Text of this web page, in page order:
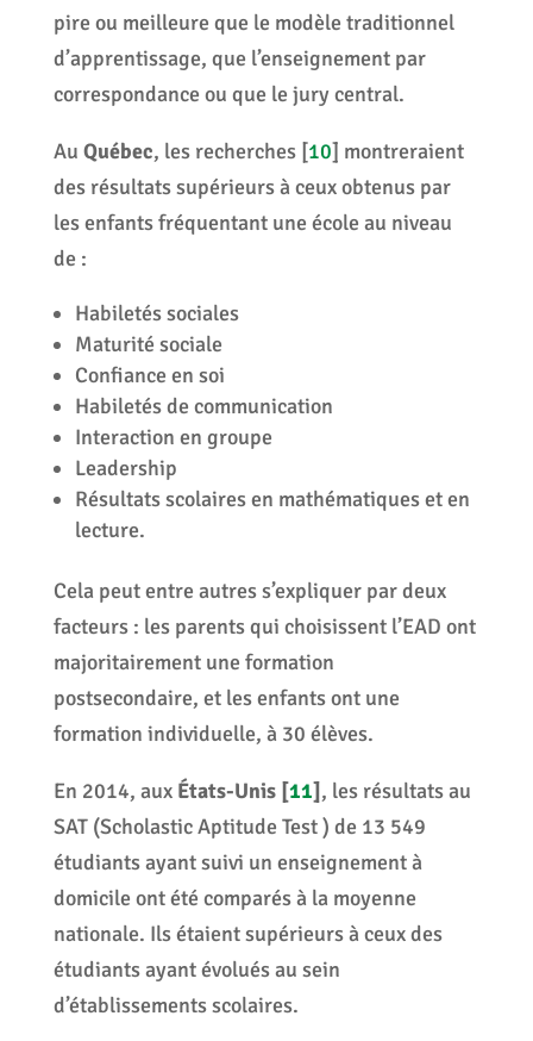
pire ou meilleure que le modèle traditionnel
d’apprentissage, que l’enseignement par
correspondance ou que le jury central.
Au Québec, les recherches[10] montreraient
des résultats supérieurs à ceux obtenus par
les enfants fréquentant une école au niveau
de :
Habiletés sociales
Maturité sociale
Confiance en soi
Habiletés de communication
Interaction en groupe
Leadership
Résultats scolaires en mathématiques et en
lecture.
Cela peut entre autres s’expliquer par deux
facteurs : les parents qui choisissent l’EAD ont
majoritairement une formation
postsecondaire, et les enfants ont une
formation individuelle, à 30 élèves.
En 2014, aux États-Unis[11] , les résultats au
SAT (Scholastic Aptitude Test ) de 13 549
étudiants ayant suivi un enseignement à
domicile ont été comparés à la moyenne
nationale. Ils étaient supérieurs à ceux des
étudiants ayant évolués au sein
d’établissements scolaires.